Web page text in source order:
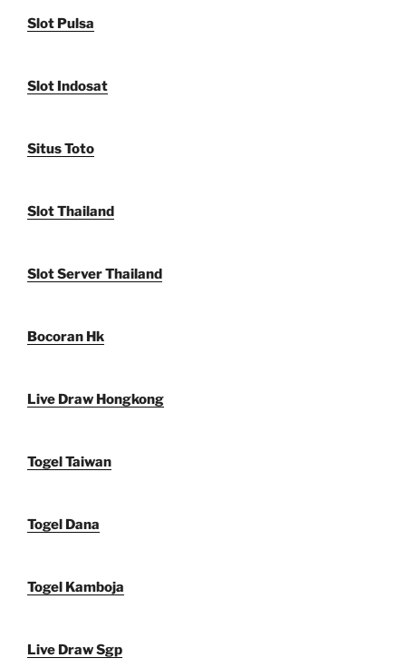
Slot Pulsa
Slot Indosat
Situs Toto
Slot Thailand
Slot Server Thailand
Bocoran Hk
Live Draw Hongkong
Togel Taiwan
Togel Dana
Togel Kamboja
Live Draw Sgp